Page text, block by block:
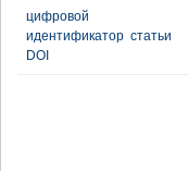
цифровой
идентификатор статьи
DOI